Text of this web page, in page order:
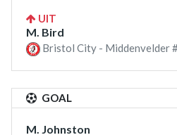
UIT
M. Bird
Bristol City - Middenvelder
GOAL
M. Johnston